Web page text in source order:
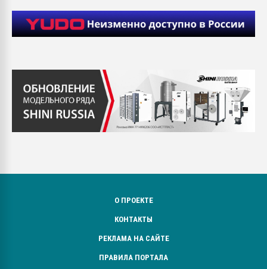
О ПРОЕКТЕ
КОНТАКТЫ
РЕКЛАМА НА САЙТЕ
ПРАВИЛА ПОРТАЛА